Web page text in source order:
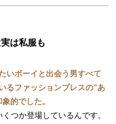
は私服も
ボーイと出会う男すべて
るファッションプレスの“あ
的でした。
つか登場しているんです。